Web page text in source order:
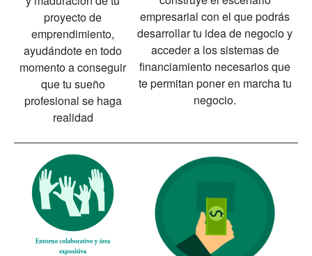
proyecto de
emprendimiento,
ayudándote en todo
momento a conseguir
que tu sueño
profesional se haga
realidad
empresarial con el que podrás
desarrollar tu idea de negocio y
acceder a los sistemas de
financiamiento necesarios que
te permitan poner en marcha tu
negocio.